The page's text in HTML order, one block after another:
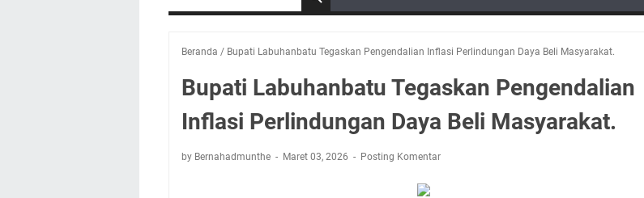
Beranda / Bupati Labuhanbatu Tegaskan Pengendalian Inflasi Perlindungan Daya Beli Masyarakat.
Bupati Labuhanbatu Tegaskan Pengendalian
Inflasi Perlindungan Daya Beli Masyarakat.
by Bernahadmunthe Maret 03, 2026 Posting Komentar